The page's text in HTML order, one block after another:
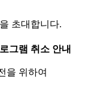
초대합니다.
그램 취소 안내
을 위하여